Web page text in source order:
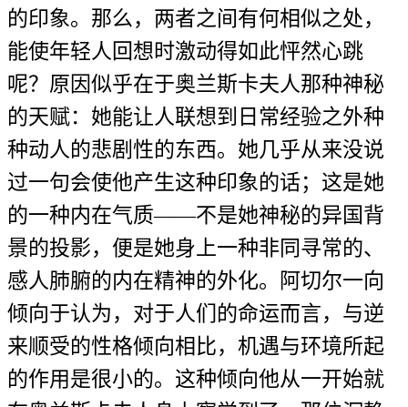
的印象。那么，两者之间有何相似之处，
能使年轻人回想时激动得如此怦然心跳
呢？原因似乎在于奥兰斯卡夫人那种神秘
的天赋：她能让人联想到日常经验之外种
种动人的悲剧性的东西。她几乎从来没说
过一句会使他产生这种印象的话；这是她
的一种内在气质——不是她神秘的异国背
景的投影，便是她身上一种非同寻常的、
感人肺腑的内在精神的外化。阿切尔一向
倾向于认为，对于人们的命运而言，与逆
来顺受的性格倾向相比，机遇与环境所起
的作用是很小的。这种倾向他从一开始就